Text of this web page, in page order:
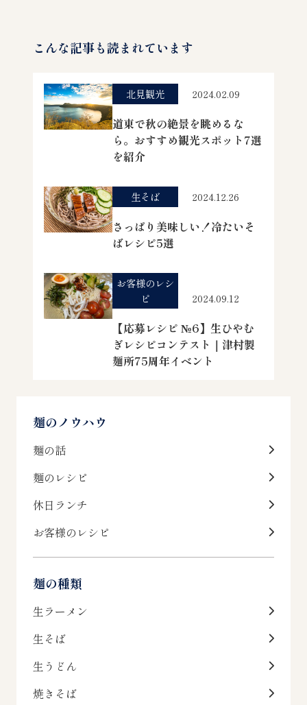
こんな記事も読まれています
北見観光 2024.02.09
道東で秋の絶景を眺めるな
ら。おすすめ観光スポット7選
を紹介
生そば 2024.12.26
さっぱり美味しい！冷たいそ
ばレシピ5選
お客様のレシ
ピ
2024.09.12
【応募レシピ №6】生ひやむ
ぎレシピコンテスト｜津村製
麺所75周年イベント
麺のノウハウ
麺の話
麺のレシピ
休日ランチ
お客様のレシピ
麺の種類
生ラーメン
生そば
生うどん
焼きそば